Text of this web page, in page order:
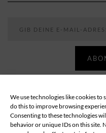
We use technologies like cookies
do this to improve browsing
Consenting to these technologies
behavior or unique IDs on this site.
ABOUT